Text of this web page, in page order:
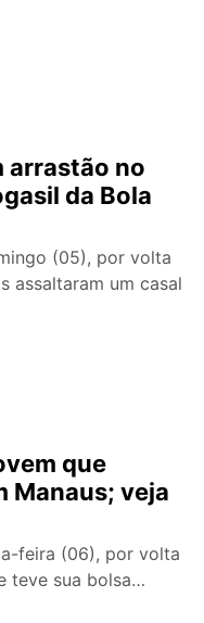
arrastão no
da Bola
(05), por volta
assaltaram um casal
que
Manaus; veja
feira (06), por volta
teve sua bolsa…